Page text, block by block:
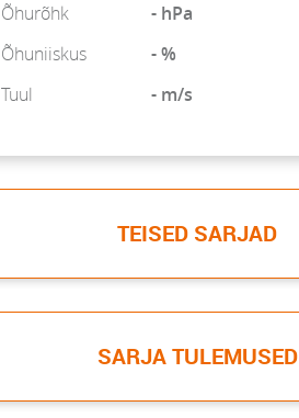
Õhurõhk
- hPa
Õhuniiskus
- %
Tuul
- m/s
TEISED SARJAD
SARJA TULEMUSED